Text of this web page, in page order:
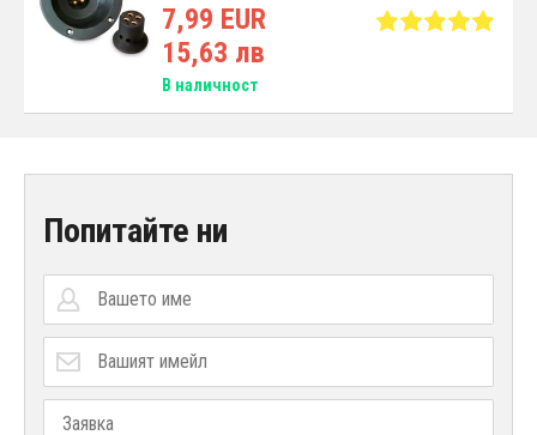
7,99 EUR
15,63 лв
В наличност
Попитайте ни